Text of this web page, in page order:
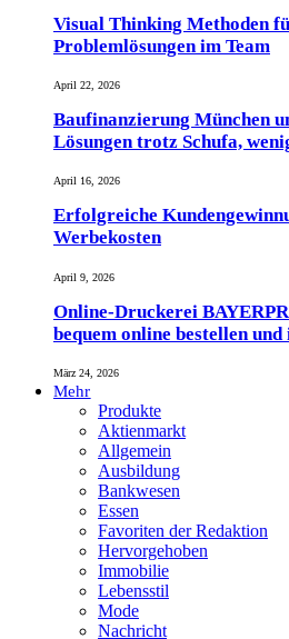
Visual Thinking Methoden
Problemlösungen im Team
April 22, 2026
Baufinanzierung München
Lösungen trotz Schufa,
April 16, 2026
Erfolgreiche
Werbekosten
April 9, 2026
Online-Druckerei
bequem online bestellen
März 24, 2026
Mehr
Produkte
Aktienmarkt
Allgemein
Ausbildung
Bankwesen
Essen
Favoriten der Redaktion
Hervorgehoben
Immobilie
Lebensstil
Mode
Nachricht